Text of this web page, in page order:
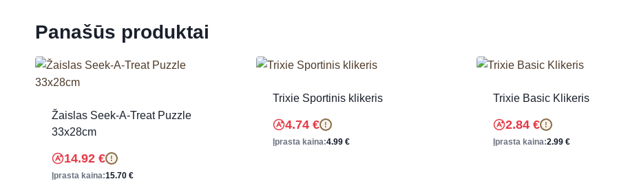
Panašūs produktai
Žaislas Seek-A-Treat Puzzle
33x28cm
14.92 € !
Įprasta kaina:15.70 €
Trixie Sportinis klikeris
4.74 € !
Įprasta kaina:4.99 €
Trixie Basic Klikeris
2.84 € !
Įprasta kaina:2.99 €